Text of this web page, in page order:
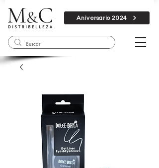
Aniversario 2024